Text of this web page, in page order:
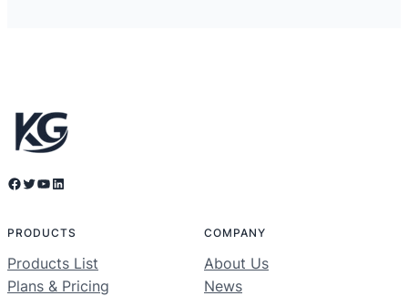
Facebook Twitter YouTube LinkedIn
PRODUCTS
Products List
Plans & Pricing
COMPANY
About Us
News